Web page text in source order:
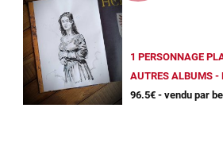
1 PERSONNAGE
AUTRES ALBUMS -
96.5€ - vendu par